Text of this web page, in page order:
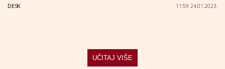
DESK 11:59 24.01.2023.
UČITAJ VIŠE